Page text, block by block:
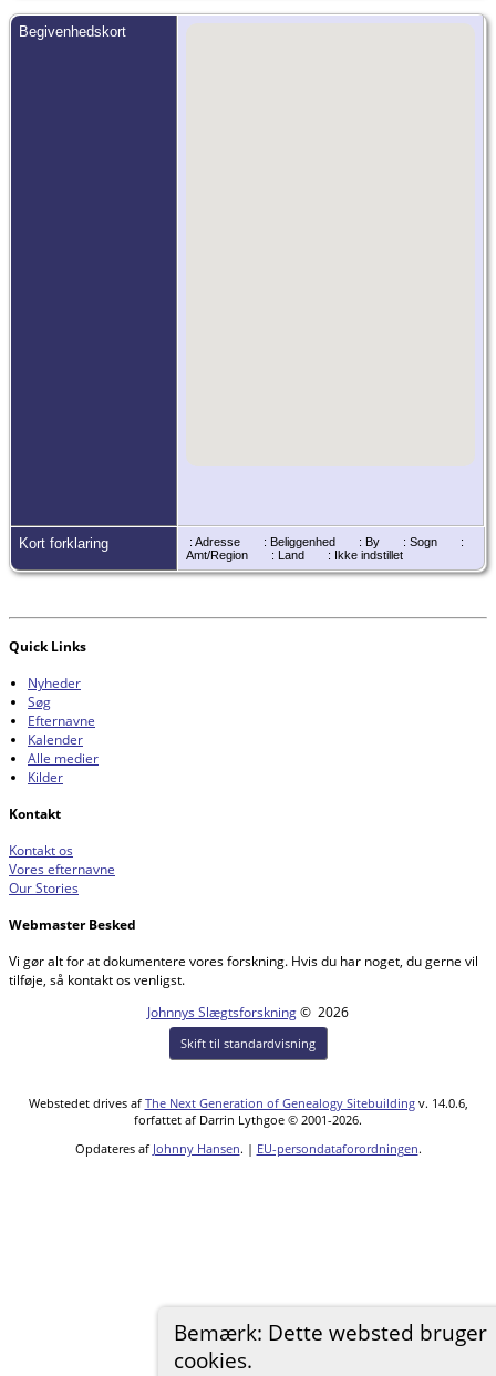
Bemærk: Dette websted bruger
cookies.
Begivenhedskort
Kort forklaring : Adresse : Beliggenhed : By : Sogn
:
Amt/Region
: Land : Ikke indstillet
Quick Links
Nyheder
Søg
Efternavne
Kalender
Alle medier
Kilder
Kontakt
Kontakt os
Vores efternavne
Our Stories
Webmaster Besked
Vi gør alt for at dokumentere vores forskning. Hvis du har noget, du gerne vil
tilføje, så kontakt os venligst.
Johnnys Slægtsforskning© 2026
Skift til standardvisning
Webstedet drives af The Next Generation of Genealogy Sitebuildingv. 14.0.6,
forfattet af Darrin Lythgoe © 2001-2026.
Opdateres af Johnny Hansen. | EU-persondataforordningen.